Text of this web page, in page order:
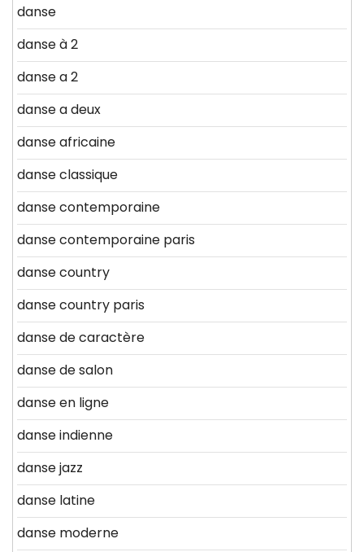
danse
danse à 2
danse a 2
danse a deux
danse africaine
danse classique
danse contemporaine
danse contemporaine paris
danse country
danse country paris
danse de caractère
danse de salon
danse en ligne
danse indienne
danse jazz
danse latine
danse moderne